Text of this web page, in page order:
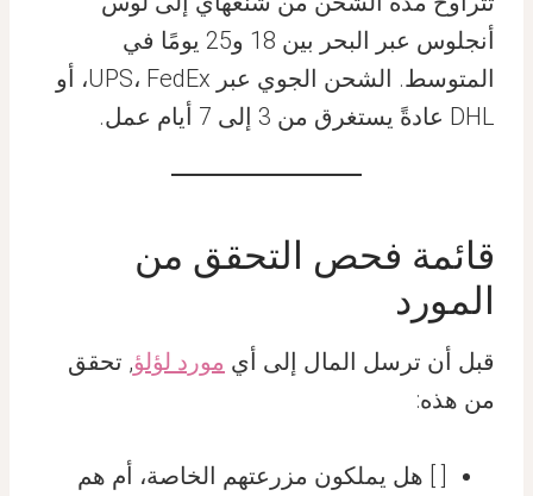
أنجلوس عبر البحر بين 18 و25 يومًا في
المتوسط. الشحن الجوي عبر UPS، FedEx، أو
DHL عادةً يستغرق من 3 إلى 7 أيام عمل.
قائمة فحص التحقق من
المورد
قبل أن ترسل المال إلى أي مورد لؤلؤ, تحقق
من هذه:
[ ] هل يملكون مزرعتهم الخاصة، أم هم